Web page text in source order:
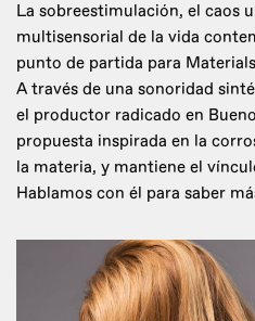
La sobreestimulación, el caos
multisensorial de la vida
punto de partida para
A través de una sonoridad
el productor radicado en
propuesta inspirada en la
la materia, y mantiene el
Hablamos con él para saber